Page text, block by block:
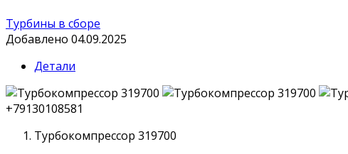
Турбины в сборе
Добавлено 04.09.2025
Детали
+79130108581
Турбокомпрессор 319700